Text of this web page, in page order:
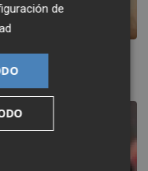
convoque la
autonómicos
de